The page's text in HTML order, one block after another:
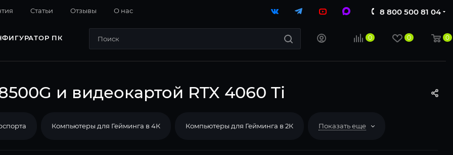
Cтатьи Отзывы О нас 8 800 500 81 04
ПК 0 0 0
и видеокартой RTX 4060 Ti
Компьютеры для Гейминга в 4К Компьютеры для Гейминга в 2К Показать еще